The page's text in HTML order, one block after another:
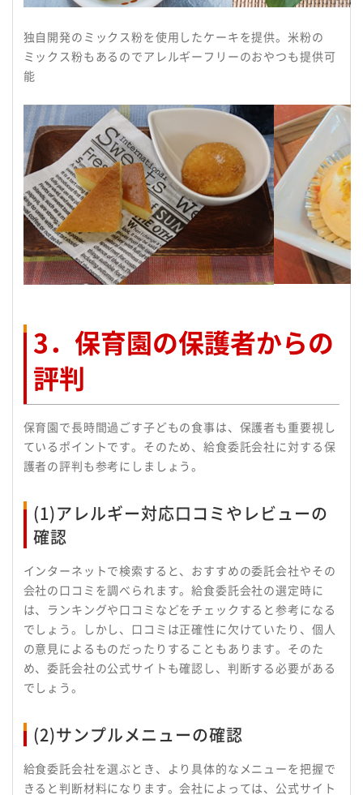
独自開発のミックス粉を使用したケーキを提供。米粉の
ミックス粉もあるのでアレルギーフリーのおやつも提供可
能
3．保育園の保護者からの
評判
保育園で長時間過ごす子どもの食事は、保護者も重要視し
ているポイントです。そのため、給食委託会社に対する保
護者の評判も参考にしましょう。
(1)アレルギー対応口コミやレビューの
確認
インターネットで検索すると、おすすめの委託会社やその
会社の口コミを調べられます。給食委託会社の選定時に
は、ランキングや口コミなどをチェックすると参考になる
でしょう。しかし、口コミは正確性に欠けていたり、個人
の意見によるものだったりすることもあります。そのた
め、委託会社の公式サイトも確認し、判断する必要がある
でしょう。
(2)サンプルメニューの確認
給食委託会社を選ぶとき、より具体的なメニューを把握で
きると判断材料になります。会社によっては、公式サイト